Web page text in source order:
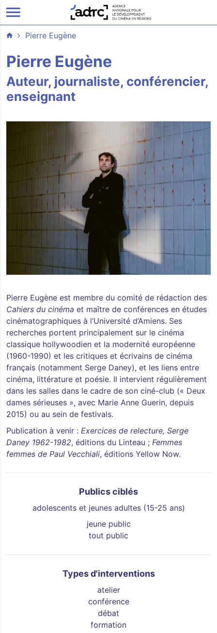
ALLER AU CONTENU PRINCIPAL
Pierre Eugène
Pierre Eugène
Auteur, journaliste, conférencier,
enseignant
Pierre Eugène est membre du comité de rédaction des
Cahiers du cinémaet maître de conférences en études
cinématographiques à l’Université d’Amiens. Ses
recherches portent principalement sur le cinéma
classique hollywoodien et la modernité européenne
(1960-1990) et les critiques et écrivains de cinéma
français (notamment Serge Daney), et les liens entre
cinéma, littérature et poésie. Il intervient régulièrement
dans les salles dans le cadre de son ciné-club (« Deux
dames sérieuses », avec Marie Anne Guerin, depuis
2015) ou au sein de festivals.
Publication à venir : Exercices de relecture, Serge
Daney 1962-1982, éditions du Linteau ; Femmes
femmes de Paul Vecchiali, éditions Yellow Now.
Publics ciblés
adolescents et jeunes adultes (15-25 ans)
jeune public
tout public
Types d'interventions
atelier
conférence
débat
formation